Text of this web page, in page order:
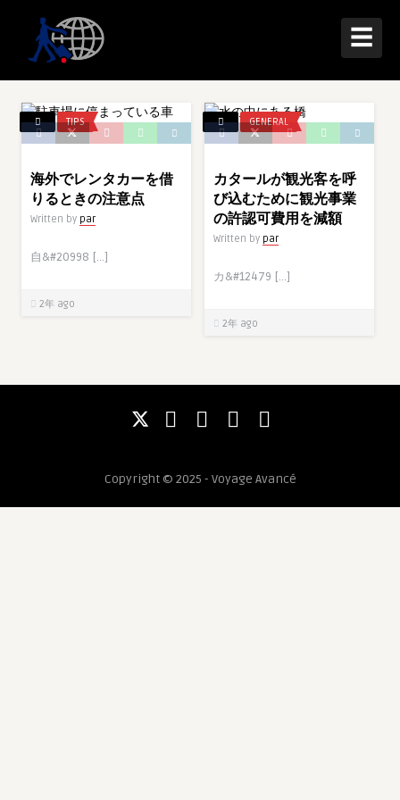
☰
TIPS
海外でレンタカーを借
りるときの注意点
Written by par
自&#20998 […]
2年 ago
GENERAL
カタールが観光客を呼
び込むために観光事業
の許認可費用を減額
Written by par
カ&#12479 […]
2年 ago
Copyright © 2025 - Voyage Avancé